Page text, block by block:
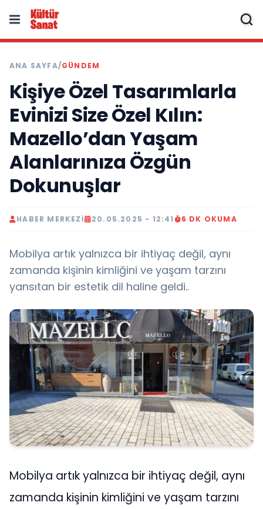
ANA SAYFA/GÜNDEM
Kişiye Özel Tasarımlarla
Evinizi Size Özel Kılın:
Mazello’dan Yaşam
Alanlarınıza Özgün
Dokunuşlar
HABER MERKEZI 20.05.2025 - 12:41 6 DK OKUMA
Mobilya artık yalnızca bir ihtiyaç değil, aynı
zamanda kişinin kimliğini ve yaşam tarzını
yansıtan bir estetik dil haline geldi..
Mobilya artık yalnızca bir ihtiyaç değil, aynı
zamanda kişinin kimliğini ve yaşam tarzını